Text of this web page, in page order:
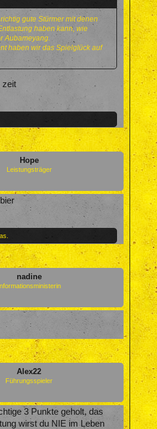
gute Stürmer mit denen
haben kann, wie
Aubameyang.
haben wir das Spielglück auf
zeit
Hope
Leistungsträger
nadine
Alex22
Führungsspieler
3 Punkte geholt, das
wirst du NIE im Leben